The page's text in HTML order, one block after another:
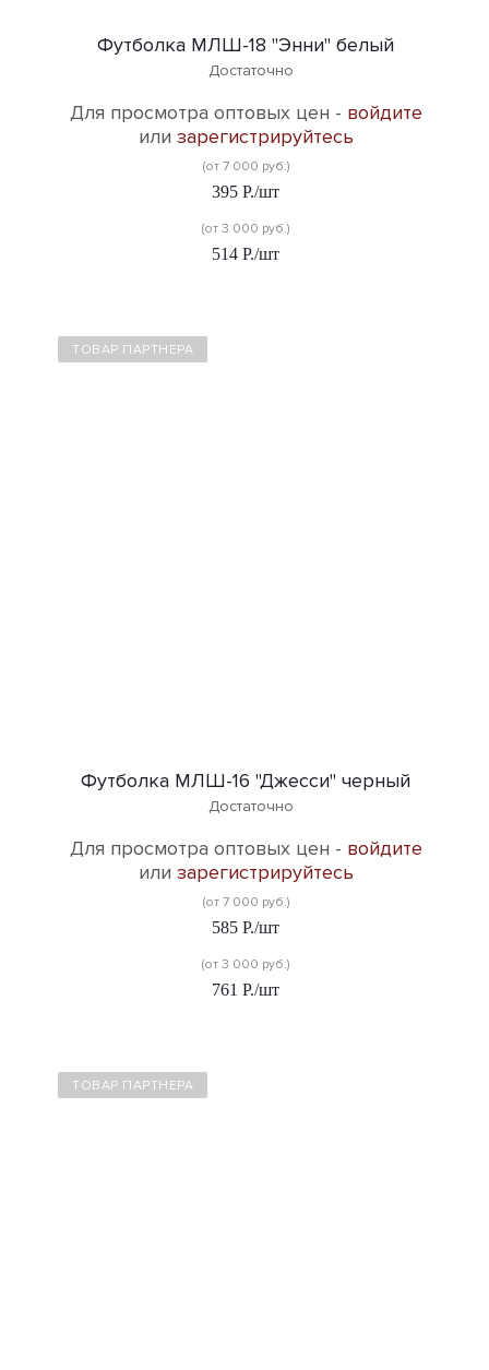
Футболка МЛШ-18 "Энни" белый
Достаточно
Для просмотра оптовых цен - войдите
или зарегистрируйтесь
(от 7 000 руб.)
395 Р./шт
(от 3 000 руб.)
514 Р./шт
ТОВАР ПАРТНЕРА
Футболка МЛШ-16 "Джесси" черный
Достаточно
Для просмотра оптовых цен - войдите
или зарегистрируйтесь
(от 7 000 руб.)
585 Р./шт
(от 3 000 руб.)
761 Р./шт
ТОВАР ПАРТНЕРА